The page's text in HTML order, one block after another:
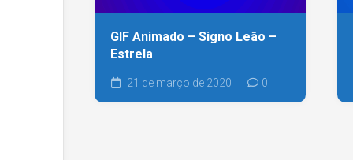
GIF Animado – Signo Leão –
Estrela
21 de março de 2020 0